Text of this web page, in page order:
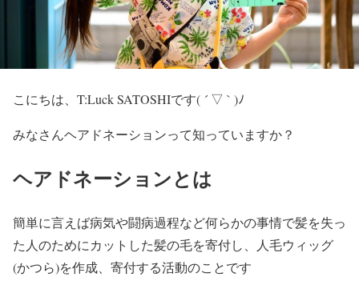
こにちは、T:Luck SATOSHIです( ´ ▽ ` )ﾉ
みなさんヘアドネーションって知っていますか？
ヘアドネーションとは
簡単に言えば病気や闘病過程など何らかの事情で髪を失っ
た人のためにカットした髪の毛を寄付し、人毛ウィッグ
(かつら)を作成、寄付する活動のことです